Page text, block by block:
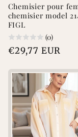
Chemisier pour
chemisier model
FIGL
(0)
Prix
€29,77 EUR